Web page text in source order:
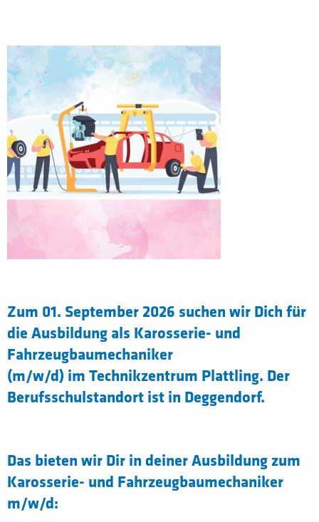
Zum 01. September 2026 suchen wir Dich für
die Ausbildung als Karosserie- und
Fahrzeugbaumechaniker
(m/w/d) im Technikzentrum Plattling. Der
Berufsschulstandort ist in Deggendorf.
Das bieten wir Dir in deiner Ausbildung zum
Karosserie- und Fahrzeugbaumechaniker
m/w/d: